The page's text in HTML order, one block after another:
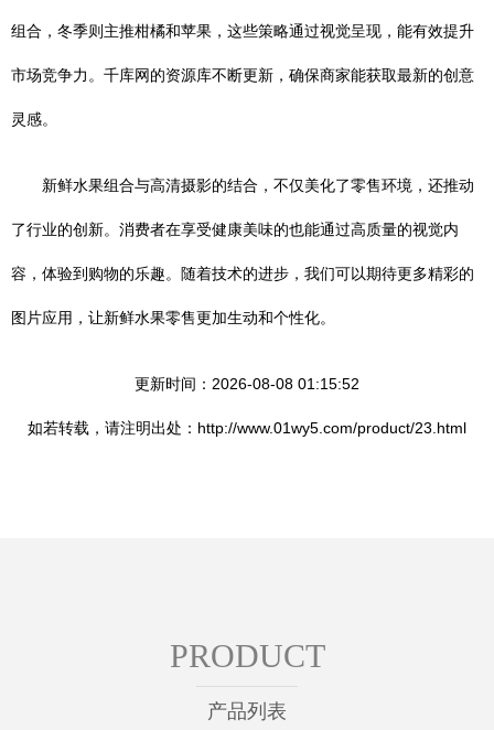
组合，冬季则主推柑橘和苹果，这些策略通过视觉呈现，能有效提升
市场竞争力。千库网的资源库不断更新，确保商家能获取最新的创意
灵感。
新鲜水果组合与高清摄影的结合，不仅美化了零售环境，还推动
了行业的创新。消费者在享受健康美味的也能通过高质量的视觉内
容，体验到购物的乐趣。随着技术的进步，我们可以期待更多精彩的
图片应用，让新鲜水果零售更加生动和个性化。
更新时间：2026-08-08 01:15:52
如若转载，请注明出处：http://www.01wy5.com/product/23.html
PRODUCT
产品列表